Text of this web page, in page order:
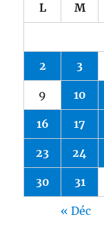
L M
2 3
9 10
16 17
23 24
30 31
« Déc